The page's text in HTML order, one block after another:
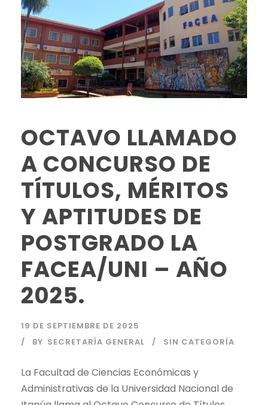
OCTAVO LLAMADO
A CONCURSO DE
TÍTULOS, MÉRITOS
Y APTITUDES DE
POSTGRADO LA
FACEA/UNI – AÑO
2025.
19 DE SEPTIEMBRE DE 2025
BY SECRETARÍA GENERAL SIN CATEGORÍA
La Facultad de Ciencias Económicas y
Administrativas de la Universidad Nacional de